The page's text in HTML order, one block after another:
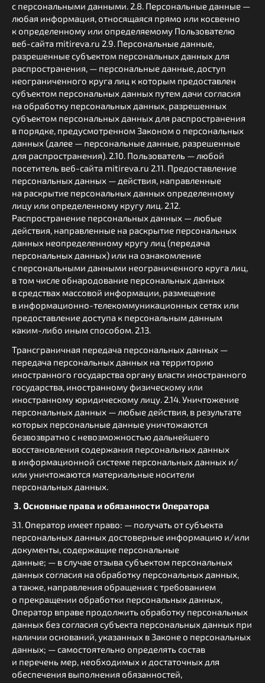
с персональными данными. 2.8. Персональные данные —
любая информация, относящаяся прямо или косвенно
к определенному или определяемому Пользователю
веб-сайта mitireva.ru 2.9. Персональные данные,
разрешенные субъектом персональных данных для
распространения, — персональные данные, доступ
неограниченного круга лиц к которым предоставлен
субъектом персональных данных путем дачи согласия
на обработку персональных данных, разрешенных
субъектом персональных данных для распространения
в порядке, предусмотренном Законом о персональных
данных (далее — персональные данные, разрешенные
для распространения). 2.10. Пользователь — любой
посетитель веб-сайта mitireva.ru 2.11. Предоставление
персональных данных — действия, направленные
на раскрытие персональных данных определенному
лицу или определенному кругу лиц. 2.12.
Распространение персональных данных — любые
действия, направленные на раскрытие персональных
данных неопределенному кругу лиц (передача
персональных данных) или на ознакомление
с персональными данными неограниченного круга лиц,
в том числе обнародование персональных данных
в средствах массовой информации, размещение
в информационно-телекоммуникационных сетях или
предоставление доступа к персональным данным
каким-либо иным способом. 2.13.
Трансграничная передача персональных данных —
передача персональных данных на территорию
иностранного государства органу власти иностранного
государства, иностранному физическому или
иностранному юридическому лицу. 2.14. Уничтожение
персональных данных — любые действия, в результате
которых персональные данные уничтожаются
безвозвратно с невозможностью дальнейшего
восстановления содержания персональных данных
в информационной системе персональных данных и/
или уничтожаются материальные носители
персональных данных.
3. Основные права и обязанности Оператора
3.1. Оператор имеет право: — получать от субъекта
персональных данных достоверные информацию и/или
документы, содержащие персональные
данные; — в случае отзыва субъектом персональных
данных согласия на обработку персональных данных,
а также, направления обращения с требованием
о прекращении обработки персональных данных,
Оператор вправе продолжить обработку персональных
данных без согласия субъекта персональных данных при
наличии оснований, указанных в Законе о персональных
данных; — самостоятельно определять состав
и перечень мер, необходимых и достаточных для
обеспечения выполнения обязанностей,